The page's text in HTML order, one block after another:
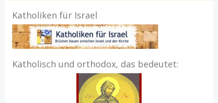
Katholiken für Israel
Katholisch und orthodox, das bedeutet: